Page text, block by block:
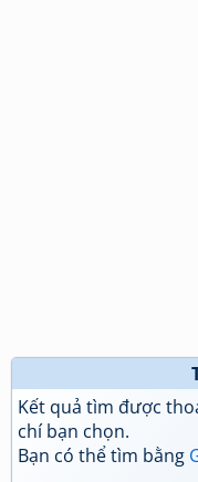
Kết quả tìm được
chí bạn chọn.
Bạn có thể tìm bằng